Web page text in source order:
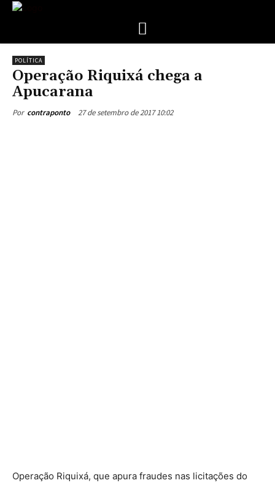
POLÍTICA
Operação Riquixá chega a
Apucarana
Por contraponto 27 de setembro de 2017 10:02
Operação Riquixá, que apura fraudes nas licitações do